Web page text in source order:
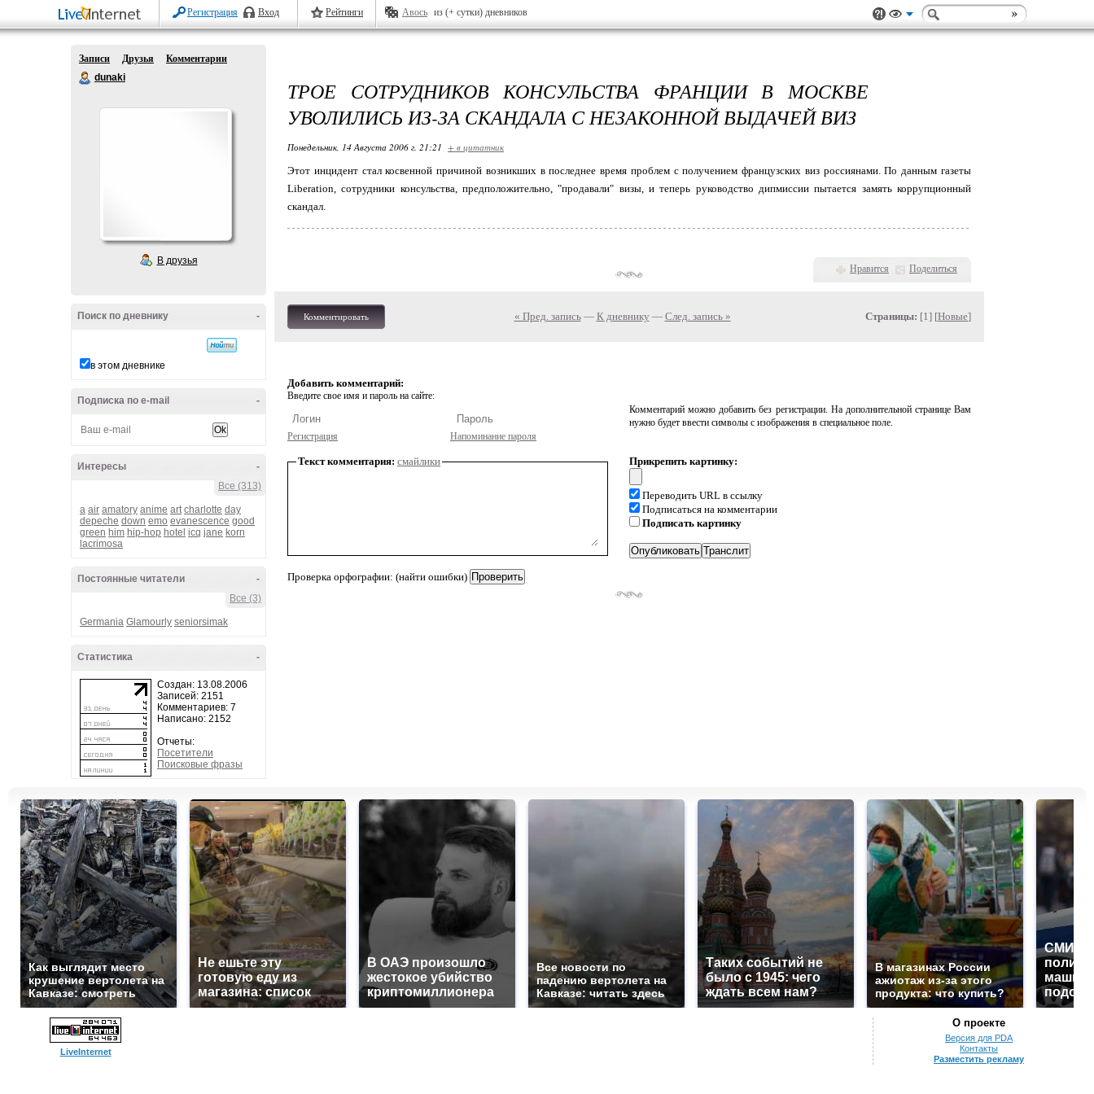
Регистрация Вход Рейтинги Авось из (+ сутки) дневников
Записи Друзья
Комментарии
dunaki
В друзья
-
Поиск по дневнику
в этом дневнике
-
Подписка по e-mail
-
Интересы
Все (313)
a air amatory anime art charlotte day
depeche down emo evanescence good
green him hip-hop hotel icq jane korn
lacrimosa
-
Постоянные читатели
Все (3)
Germania Glamourly seniorsimak
-
Статистика
Создан: 13.08.2006
Записей: 2151
Комментариев: 7
Написано: 2152
Отчеты:
Посетители
Поисковые фразы
ТРОЕ СОТРУДНИКОВ КОНСУЛЬСТВА ФРАНЦИИ В МОСКВЕ
УВОЛИЛИСЬ ИЗ-ЗА СКАНДАЛА С НЕЗАКОННОЙ ВЫДАЧЕЙ ВИЗ
Понедельник, 14 Августа 2006 г. 21:21 + в цитатник
Этот инцидент стал косвенной причиной возникших в последнее время проблем с получением французских виз россиянами. По данным газеты
Liberation, сотрудники консульства, предположительно, "продавали" визы, и теперь руководство дипмиссии пытается замять коррупционный
скандал.
Нравится Поделиться
Комментировать « Пред. запись— К дневнику — След. запись » Страницы: [1] [Новые]
Добавить комментарий:
Введите свое имя и пароль на сайте:
Регистрация Напоминание пароля
Комментарий можно добавить без регистрации. На дополнительной странице Вам
нужно будет ввести символы с изображения в специальное поле.
Текст комментария: смайлики
Проверка орфографии: (найти ошибки)
Прикрепить картинку:
Переводить URL в ссылку
Подписаться на комментарии
Подписать картинку
Как выглядит место
крушение вертолета на
Кавказе: смотреть
Не ешьте эту
готовую еду из
магазина: список
В ОАЭ произошло
жестокое убийство
криптомиллионера
Все новости по
падению вертолета на
Кавказе: читать здесь
Таких событий не
было с 1945: чего
ждать всем нам?
В магазинах России
ажиотаж из-за этого
продукта: что купить?
СМИ: В
LiveInternet
О проекте
Версия для PDA
Контакты
Разместить рекламу